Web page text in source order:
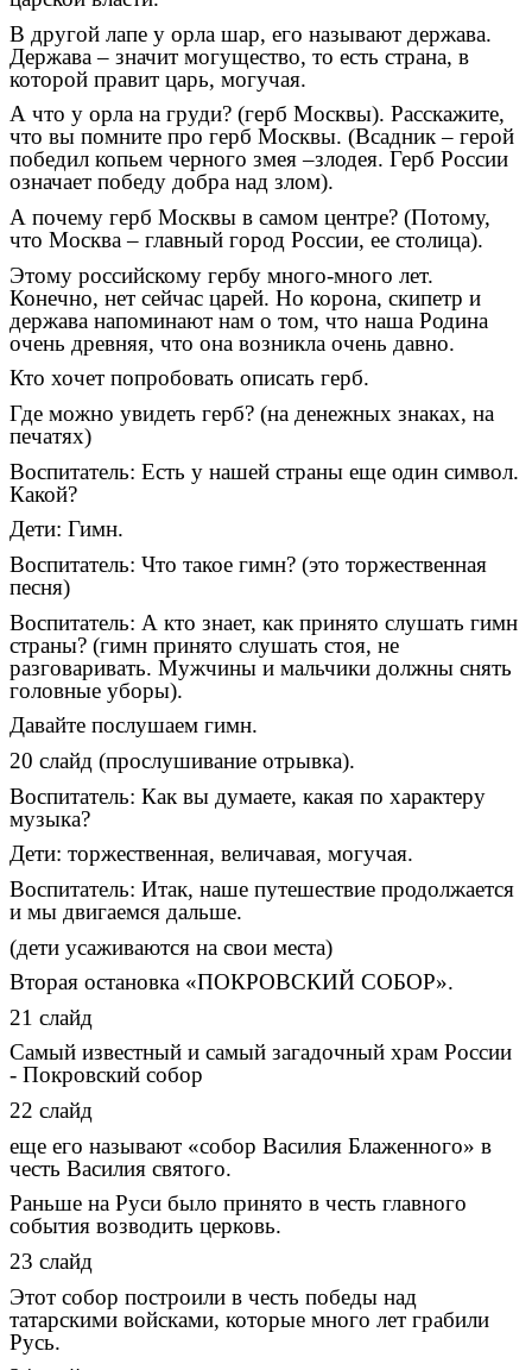
В другой лапе у орла шар, его называют держава.
Держава – значит могущество, то есть страна, в
которой правит царь, могучая.
А что у орла на груди? (герб Москвы). Расскажите,
что вы помните про герб Москвы. (Всадник – герой
победил копьем черного змея –злодея. Герб России
означает победу добра над злом).
А почему герб Москвы в самом центре? (Потому,
что Москва – главный город России, ее столица).
Этому российскому гербу много-много лет.
Конечно, нет сейчас царей. Но корона, скипетр и
держава напоминают нам о том, что наша Родина
очень древняя, что она возникла очень давно.
Кто хочет попробовать описать герб.
Где можно увидеть герб? (на денежных знаках, на
печатях)
Воспитатель: Есть у нашей страны еще один символ.
Какой?
Дети: Гимн.
Воспитатель: Что такое гимн? (это торжественная
песня)
Воспитатель: А кто знает, как принято слушать гимн
страны? (гимн принято слушать стоя, не
разговаривать. Мужчины и мальчики должны снять
головные уборы).
Давайте послушаем гимн.
20 слайд (прослушивание отрывка).
Воспитатель: Как вы думаете, какая по характеру
музыка?
Дети: торжественная, величавая, могучая.
Воспитатель: Итак, наше путешествие продолжается
и мы двигаемся дальше.
(дети усаживаются на свои места)
Вторая остановка «ПОКРОВСКИЙ СОБОР».
21 слайд
Самый известный и самый загадочный храм России
- Покровский собор
22 слайд
еще его называют «собор Василия Блаженного» в
честь Василия святого.
Раньше на Руси было принято в честь главного
события возводить церковь.
23 слайд
Этот собор построили в честь победы над
татарскими войсками, которые много лет грабили
Русь.